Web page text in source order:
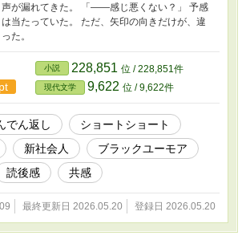
声が漏れてきた。 「——感じ悪くない？」 予感
は当たっていた。 ただ、矢印の向きだけが、違
った。
小説 228,851 位 / 228,851件
現代文学 9,622 位 / 9,622件
でん返し
ショートショート
新社会人
ブラックユーモア
読後感 共感
最終更新日 2026.05.20 登録日 2026.05.20